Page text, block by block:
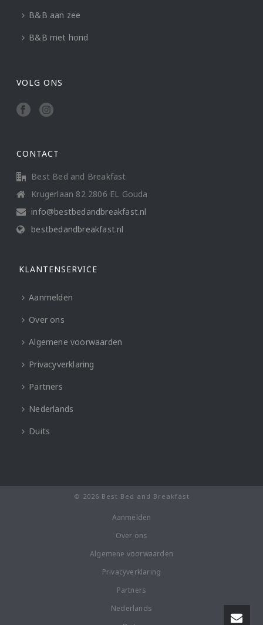
B&B aan zee
B&B met hond
VOLG ONS
CONTACT
Best Bed and Breakfast
Krugerlaan 82 2806 EL Gouda
info@bestbedandbreakfast.nl
bestbedandbreakfast.nl
KLANTENSERVICE
Aanmelden
Over ons
Algemene voorwaarden
Privacyverklaring
Partners
Nederlands
Duits
© 2026 Best Bed and Breakfast
Aanmelden
Over ons
Algemene voorwaarden
Privacyverklaring
Partners
Nederlands